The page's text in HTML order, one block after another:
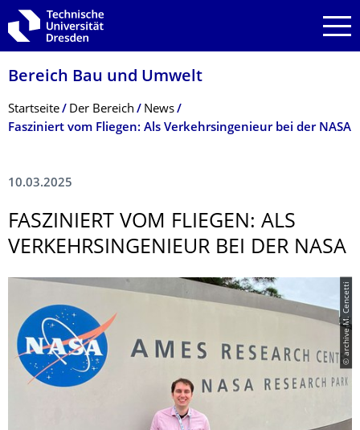
Zur Hauptnavigation springen
Zur Suche springen
Zum Inhalt springen
Bereich Bau und Umwelt
Breadcrumb-Menü
Startseite Der Bereich
News
Fasziniert vom Fliegen: Als Verkehrsingenieur bei der NASA
10.03.2025
FASZINIERT VOM FLIEGEN: ALS
VERKEHRSINGENI­EUR BEI DER NASA
© archive M. Cencetti